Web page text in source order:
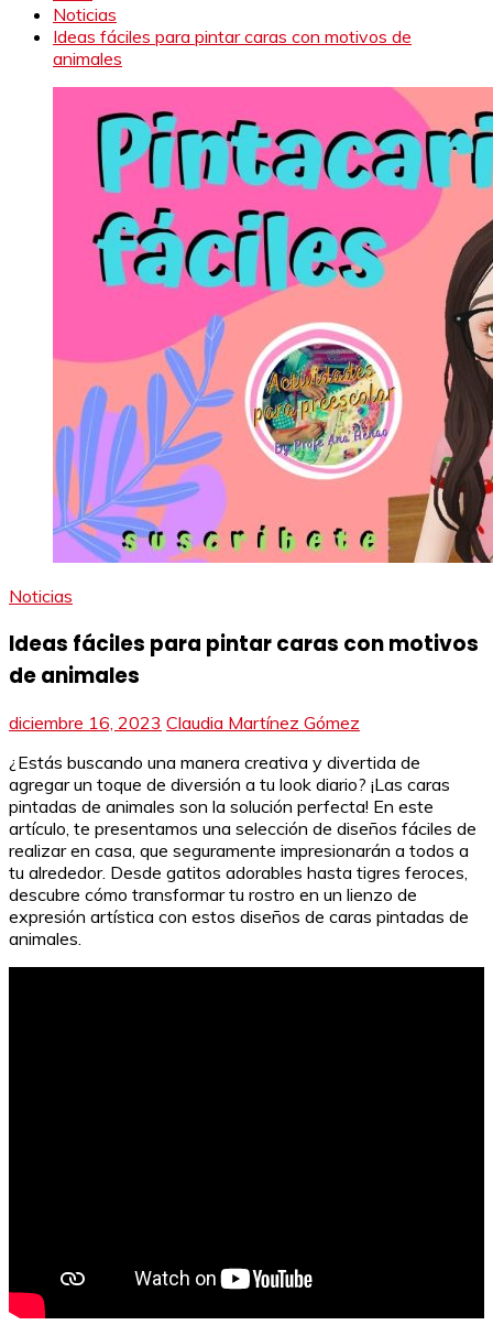
Noticias
Ideas fáciles para pintar caras con motivos de
animales
Noticias
Ideas fáciles para pintar caras con motivos
de animales
diciembre 16, 2023 Claudia Martínez Gómez
¿Estás buscando una manera creativa y divertida de
agregar un toque de diversión a tu look diario? ¡Las caras
pintadas de animales son la solución perfecta! En este
artículo, te presentamos una selección de diseños fáciles de
realizar en casa, que seguramente impresionarán a todos a
tu alrededor. Desde gatitos adorables hasta tigres feroces,
descubre cómo transformar tu rostro en un lienzo de
expresión artística con estos diseños de caras pintadas de
animales.